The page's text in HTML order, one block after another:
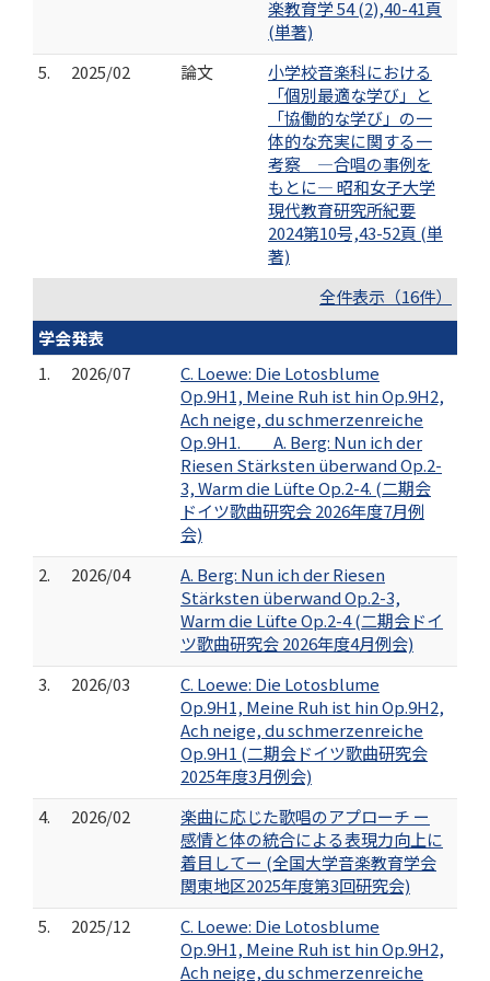
楽教育学 54 (2),40-41頁
(単著)
5.
2025/02 論文
小学校音楽科における
「個別最適な学び」と
「協働的な学び」の一
体的な充実に関する一
考察 ―合唱の事例を
もとに― 昭和女子大学
現代教育研究所紀要
2024第10号,43-52頁 (単
著)
全件表示（16件）
学会発表
1.
2026/07
C. Loewe: Die Lotosblume
Op.9H1, Meine Ruh ist hin Op.9H2,
Ach neige, du schmerzenreiche
Op.9H1. A. Berg: Nun ich der
Riesen Stärksten überwand Op.2-
3, Warm die Lüfte Op.2-4. (二期会
ドイツ歌曲研究会 2026年度7月例
会)
2.
2026/04
A. Berg: Nun ich der Riesen
Stärksten überwand Op.2-3,
Warm die Lüfte Op.2-4 (二期会ドイ
ツ歌曲研究会 2026年度4月例会)
3.
2026/03
C. Loewe: Die Lotosblume
Op.9H1, Meine Ruh ist hin Op.9H2,
Ach neige, du schmerzenreiche
Op.9H1 (二期会ドイツ歌曲研究会
2025年度3月例会)
4.
2026/02
楽曲に応じた歌唱のアプローチ ー
感情と体の統合による表現力向上に
着目してー (全国大学音楽教育学会
関東地区2025年度第3回研究会)
5.
2025/12
C. Loewe: Die Lotosblume
Op.9H1, Meine Ruh ist hin Op.9H2,
Ach neige, du schmerzenreiche